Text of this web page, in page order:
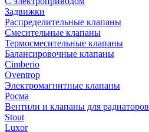
Задвижки
Распределительные клапаны
Cмесительные клапаны
Термосмесительные клапаны
Балансировочные клапаны
Cimberio
Oventrop
Электромагнитные клапаны
Росма
Вентили и клапаны для радиаторов
Stout
Luxor